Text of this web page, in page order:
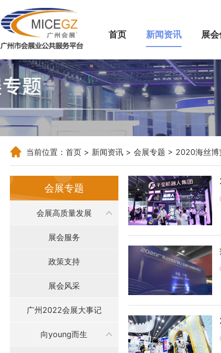
首页 新闻资讯 展
当前位置： 首页 > 新闻资讯 > 会展专题 > 2020海丝博
会展专题
会展高质量发展
展会服务
政策支持
展会风采
广州2022会展大事记
向young而生